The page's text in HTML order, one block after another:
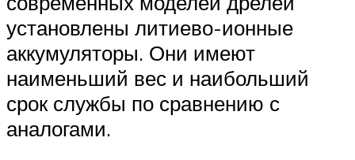
установлены литиево-ионные
аккумуляторы. Они имеют
наименьший вес и наибольший
срок службы по сравнению с
аналогами.